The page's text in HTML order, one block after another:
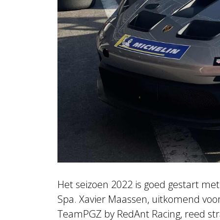
Het seizoen 2022 is goed gestart
Spa. Xavier Maassen, uitkomend
TeamPGZ by RedAnt Racing, reed
de eerste races begin mei op
van het FIA WEC. Op 30 april zal de